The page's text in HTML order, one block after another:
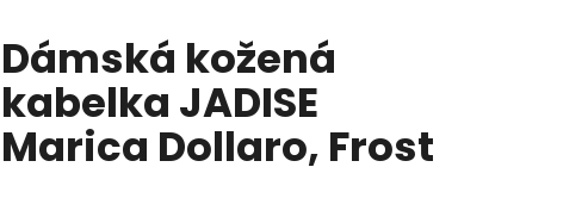
Dámská kožená
kabelka JADISE
Marica Dollaro, Frost